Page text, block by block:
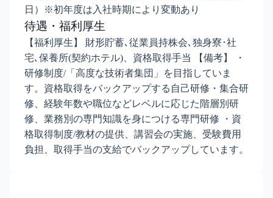
日）※初年度は入社時期により変動あり
待遇・福利厚生
【福利厚生】 財形貯蓄､従業員持株会､独身寮･社
宅､保養所(契約ホテル)、資格取得手当 【備考】 ・
研修制度/「高度な技術者集団」を目指していま
す。資格取得をバックアップする自己研修・集合研
修、経験年数や職位などレベルに応じた階層別研
修、業務別の専門知識を身につける専門研修 ・資
格取得制度/教材の提供、講習会の実施、受験費用
負担、取得手当の支給でバックアップしています。